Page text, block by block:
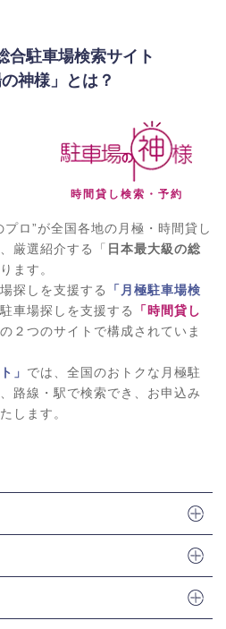
合駐車場検索サイト
の神様」とは？
時間貸し検索・予約
ロ”が全国各地の月極・時間貸し
厳選紹介する「 日本最大級の総
ます。
探しを支援する
「月極駐車場検
車場探しを支援する
「時間貸し
の２つのサイトで構成されていま
」 では、全国のおトクな月極駐
路線・駅で検索でき、お申込み
します。